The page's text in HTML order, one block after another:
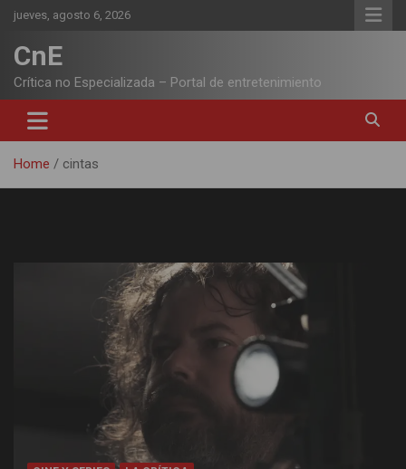
Skip
content
jueves, agosto 6, 2026
CnE
Crítica no Especializada – Portal de entretenimiento
Home cintas